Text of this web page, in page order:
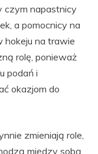
czym napastnicy
a pomocnicy na
hokeju na trawie
rolę, ponieważ
podań i
okazjom do
zmieniają role,
między sobą